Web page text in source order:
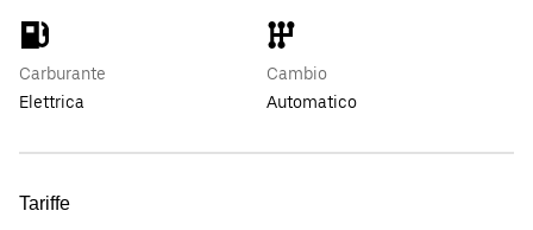
Carburante
Elettrica
Cambio
Automatico
Tariffe